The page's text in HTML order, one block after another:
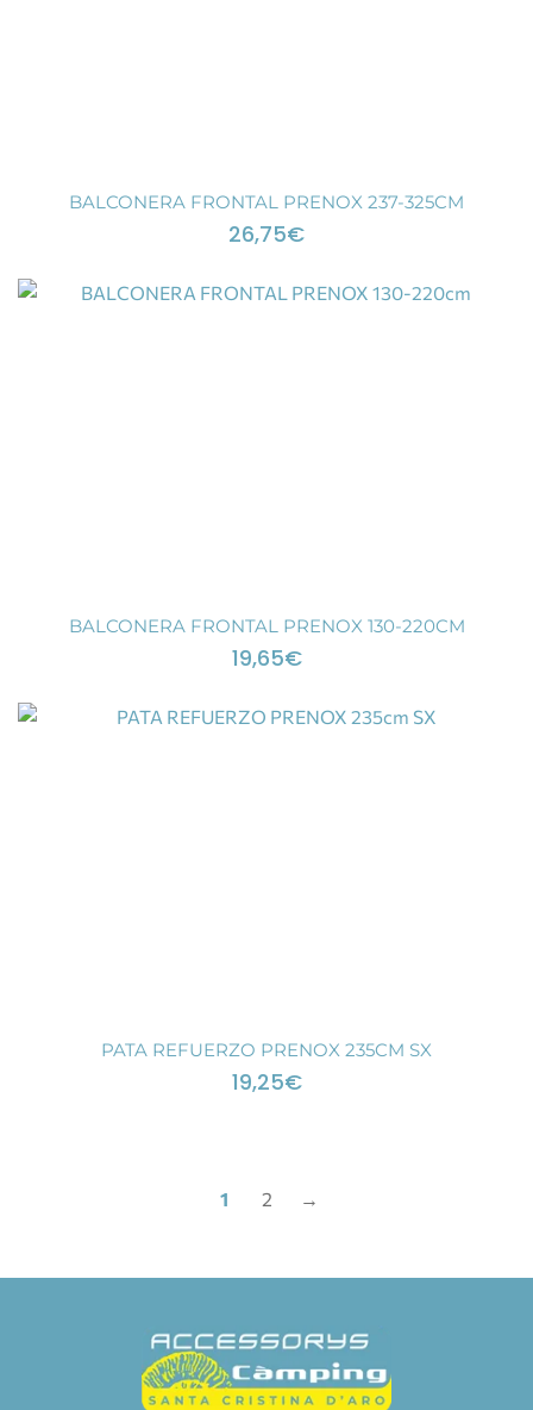
BALCONERA FRONTAL PRENOX 237-325CM
26,75€
BALCONERA FRONTAL PRENOX 130-220CM
19,65€
PATA REFUERZO PRENOX 235CM SX
19,25€
1 2 →